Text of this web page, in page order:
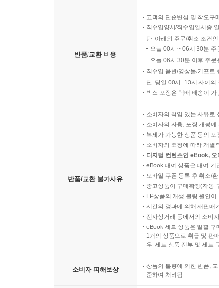
반품/교환 비용
고객의 단순변심 및 착오구
직수입양서/직수입일서중
단, 아래의 주문/취소 조건
오늘 00시 ~ 06시 30분
오늘 06시 30분 이후 주
직수입 음반/영상물/기프트
단, 당일 00시~13시 사이의
박스 포장은 택배 배송이
반품/교환 불가사유
소비자의 책임 있는 사유로
소비자의 사용, 포장 개봉
복제가 가능한 상품 등의
소비자의 요청에 따라 개별
디지털 컨텐츠인 eBook,
eBook 대여 상품은 대여 기
모바일 쿠폰 등록 후 취소/
중고상품이 구매확정(자동
LP상품의 재생 불량 원인
시간의 경과에 의해 재판매
전자상거래 등에서의 소비
eBook 세트 상품은 일괄 구
1개의 상품으로 취급 및 판
우, 세트 상품 전부 및 세트
소비자 피해보상
상품의 불량에 의한 반품,
준하여 처리됨